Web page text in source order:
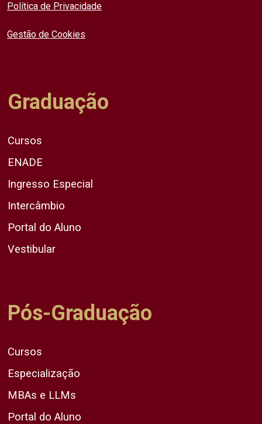
Política de Privacidade
Gestão de Cookies
Graduação
Cursos
ENADE
Ingresso Especial
Intercâmbio
Portal do Aluno
Vestibular
Pós-Graduação
Cursos
Especialização
MBAs e LLMs
Portal do Aluno